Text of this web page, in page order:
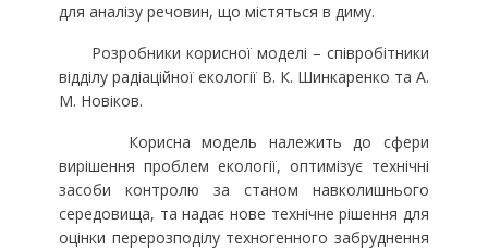
для аналізу речовин, що містяться в диму.
Розробники корисної моделі – співробітники
відділу радіаційної екології В. К. Шинкаренко та А.
М. Новіков.
Корисна модель належить до сфери
вирішення проблем екології, оптимізує технічні
засоби контролю за станом навколишнього
середовища, та надає нове технічне рішення для
оцінки перерозподілу техногенного забруднення